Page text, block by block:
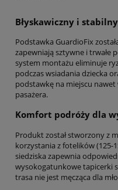
Błyskawiczny i
Podstawka GuardioFix
zapewniają sztywne i trwałe
system montażu eliminuje
podczas wsiadania dziecka
podstawkę na miejscu
pasażera.
Komfort podróży dla
Produkt został stworzony z
korzystania z fotelików (125-
siedziska zapewnia
wysokogatunkowe tapicerki
trasa nie jest męcząca dla